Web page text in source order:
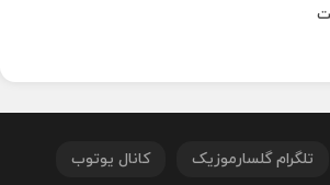
تلگرام گلسارموزیک کانال یوتوب